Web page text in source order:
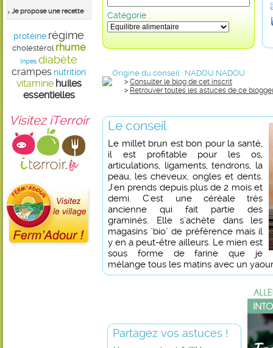
Je propose une recette
protéine régime
cholestérol rhume
Inpes diabète
crampes nutrition
vitamine huiles
essentielles
Visitez iTerroir
Catégorie :
Origine du conseil : NADOU NADOU
> Consulter le blog de cet inscrit
> Retrouver toutes les astuces de ce
Le conseil
Le millet brun est bon pour la santé,
il est profitable pour les os,
articulations, ligaments, tendrons, la
peau, les cheveux, ongles et dents.
J'en prends depuis plus de 2 mois et
demi. C'est une céréale très
ancienne qui fait partie des
graminés. Elle s'achète dans les
magasins "bio" de préférence mais il
y en a peut-être ailleurs. Le mien est
sous forme de farine que je
mélange tous les matins avec un
Partagez vos astuces !